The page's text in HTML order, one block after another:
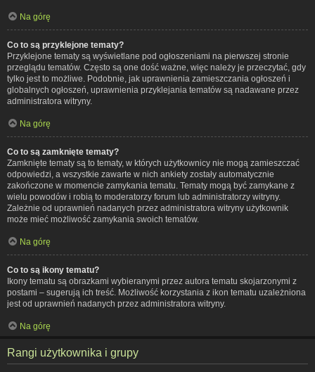
Na górę
Co to są przyklejone tematy?
Przyklejone tematy są wyświetlane pod ogłoszeniami na pierwszej stronie
przeglądu tematów. Często są one dość ważne, więc należy je przeczytać, gdy
tylko jest to możliwe. Podobnie, jak uprawnienia zamieszczania ogłoszeń i
globalnych ogłoszeń, uprawnienia przyklejania tematów są nadawane przez
administratora witryny.
Na górę
Co to są zamknięte tematy?
Zamknięte tematy są to tematy, w których użytkownicy nie mogą zamieszczać
odpowiedzi, a wszystkie zawarte w nich ankiety zostały automatycznie
zakończone w momencie zamykania tematu. Tematy mogą być zamykane z
wielu powodów i robią to moderatorzy forum lub administratorzy witryny.
Zależnie od uprawnień nadanych przez administratora witryny użytkownik
może mieć możliwość zamykania swoich tematów.
Na górę
Co to są ikony tematu?
Ikony tematu są obrazkami wybieranymi przez autora tematu skojarzonymi z
postami – sugerują ich treść. Możliwość korzystania z ikon tematu uzależniona
jest od uprawnień nadanych przez administratora witryny.
Na górę
Rangi użytkownika i grupy